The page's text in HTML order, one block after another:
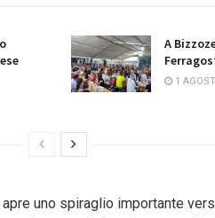
A
1
uno spiraglio importante